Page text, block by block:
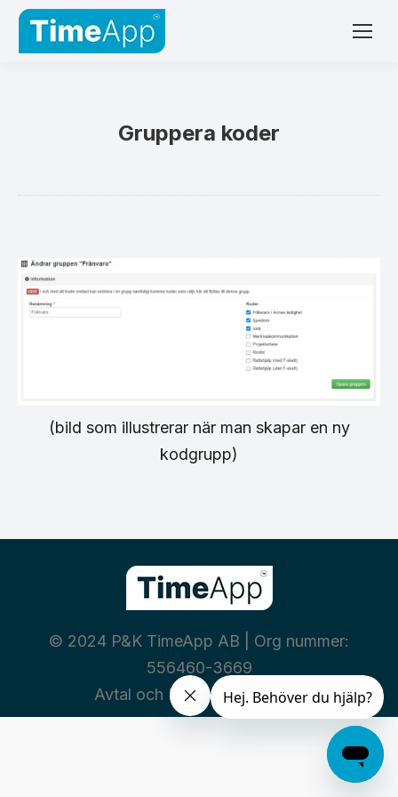
Gruppera koder
(bild som illustrerar när man skapar en ny
kodgrupp)
© 2024 P&K TimeApp AB | Org nummer:
556460-3669
Avtal och Policies|Integritet